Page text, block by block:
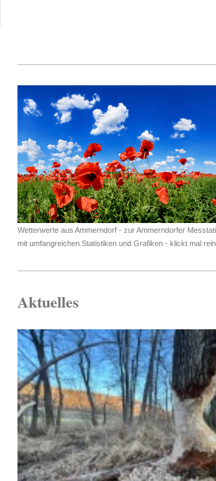
Wetterwerte aus Ammerndorf - zur Ammerndorfer
mit umfangreichen Statistiken und Grafiken - klickt mal rein.
Aktuelles